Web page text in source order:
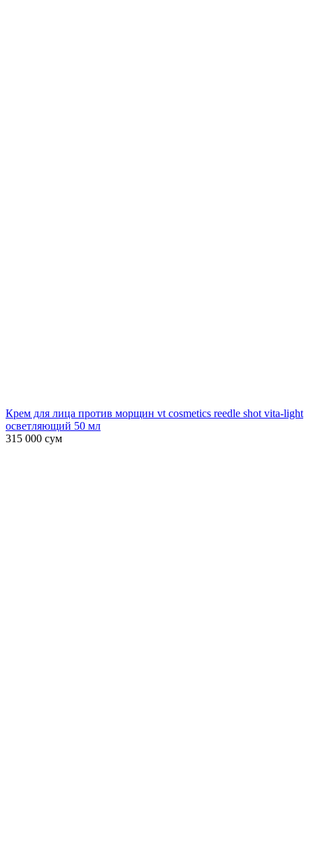
Крем для лица против морщин vt cosmetics reedle shot vita-light
осветляющий 50 мл
315 000 сум